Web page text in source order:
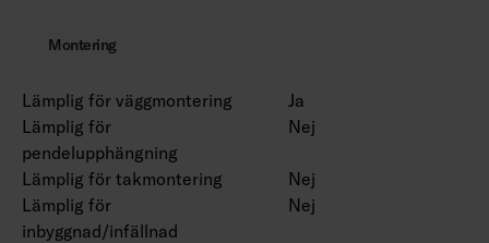
Montering
Lämplig för väggmontering
Ja
Lämplig för
pendelupphängning
Nej
Lämplig för takmontering
Nej
Lämplig för
inbyggnad/infällnad
Nej